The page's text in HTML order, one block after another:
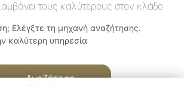
τους καλύτερους στον κλάδο
Ελέγξτε τη μηχανή αναζήτησης.
καλύτερη υπηρεσία
Αναζήτηση